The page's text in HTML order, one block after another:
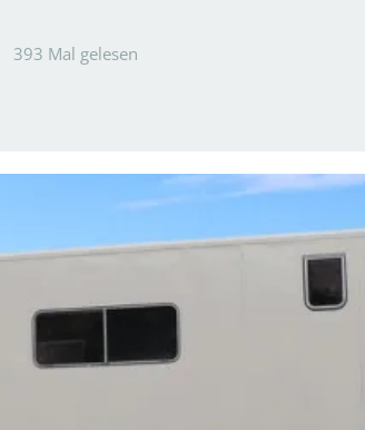
393 Mal gelesen